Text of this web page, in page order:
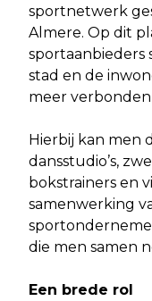
sportnetwerk
Almere. Op dit
sportaanbieders
stad en de
meer
Hierbij kan men
dansstudio’s,
bokstrainers en
samenwerking
die men samen
Een brede rol